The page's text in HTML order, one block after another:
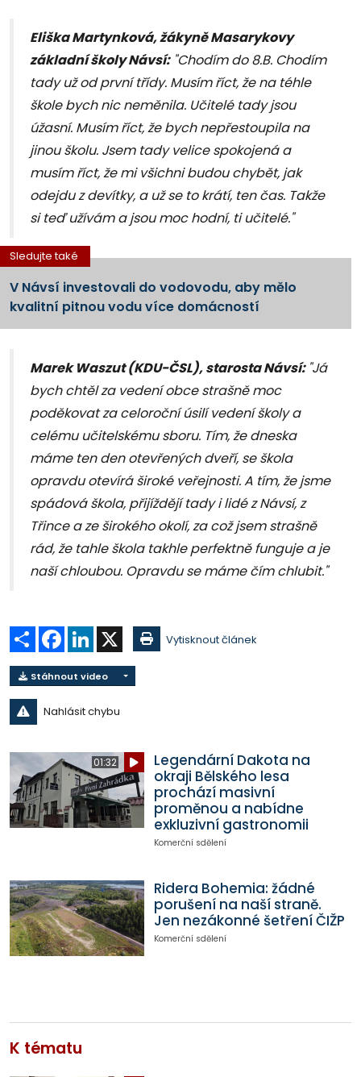
Eliška Martynková, žákyněMasarykovy
základní školy Návsí:"Chodím do 8.B. Chodím
tady už od první třídy. Musím říct, že na téhle
škole bych nic neměnila. Učitelé tady jsou
úžasní. Musím říct, že bych nepřestoupila na
jinou školu. Jsem tady velice spokojená a
musím říct, že mi všichni budou chybět, jak
odejdu z devítky, a už se to krátí, ten čas. Takže
si teď užívám a jsou moc hodní, ti učitelé."
Sledujte také
V Návsí investovali do vodovodu, aby mělo
kvalitní pitnou vodu více domácností
Marek Waszut (KDU-ČSL), starosta Návsí: "Já
bych chtěl za vedení obce strašně moc
poděkovat za celoroční úsilí vedení školy a
celému učitelskému sboru. Tím, že dneska
máme ten den otevřených dveří, se škola
opravdu otevírá široké veřejnosti. A tím, že jsme
spádová škola, přijíždějí tady i lidé z Návsí, z
Třince a ze širokého okolí, za což jsem strašně
rád, že tahle škola takhle perfektně funguje a je
naší chloubou. Opravdu se máme čím chlubit."
Sdílet Facebook
LinkedIn Vytisknout článek
Stáhnout video
Nahlásit chybu
01:32
Legendární Dakota na
okraji Bělského lesa
prochází masivní
proměnou a nabídne
exkluzivní gastronomii
Komerční sdělení
Ridera Bohemia: žádné
porušení na naší straně.
Jen nezákonné šetření ČIŽP
Komerční sdělení
K tématu